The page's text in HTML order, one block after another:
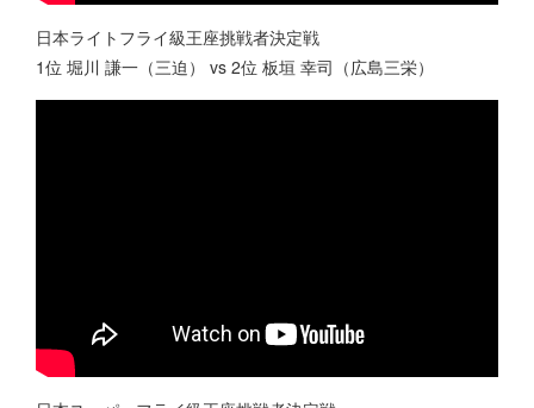
日本ライトフライ級王座挑戦者決定戦
1位 堀川 謙一（三迫） vs 2位 板垣 幸司（広島三栄）